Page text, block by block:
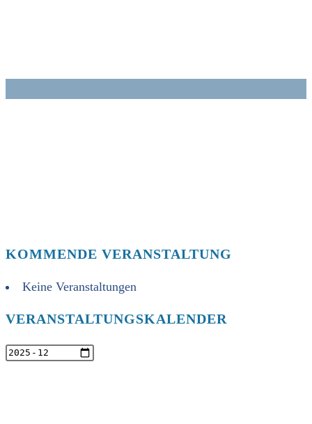
KOMMENDE VERANSTALTUNG
Keine Veranstaltungen
VERANSTALTUNGSKALENDER